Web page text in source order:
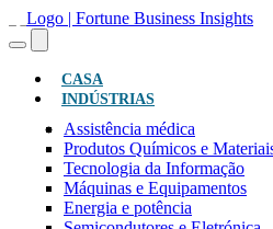
CASA
INDÚSTRIAS
Assistência médica
Produtos Químicos e
Tecnologia da Informação
Máquinas e Equipamentos
Energia e potência